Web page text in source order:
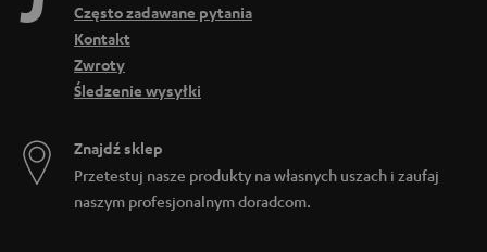
Często zadawane pytania
Kontakt
Zwroty
Śledzenie wysyłki
Znajdź sklep
Przetestuj nasze produkty na własnych uszach i zaufaj
naszym profesjonalnym doradcom.